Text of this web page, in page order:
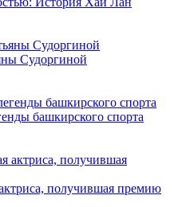
Судоргиной
башкирского спорта
получившая премию